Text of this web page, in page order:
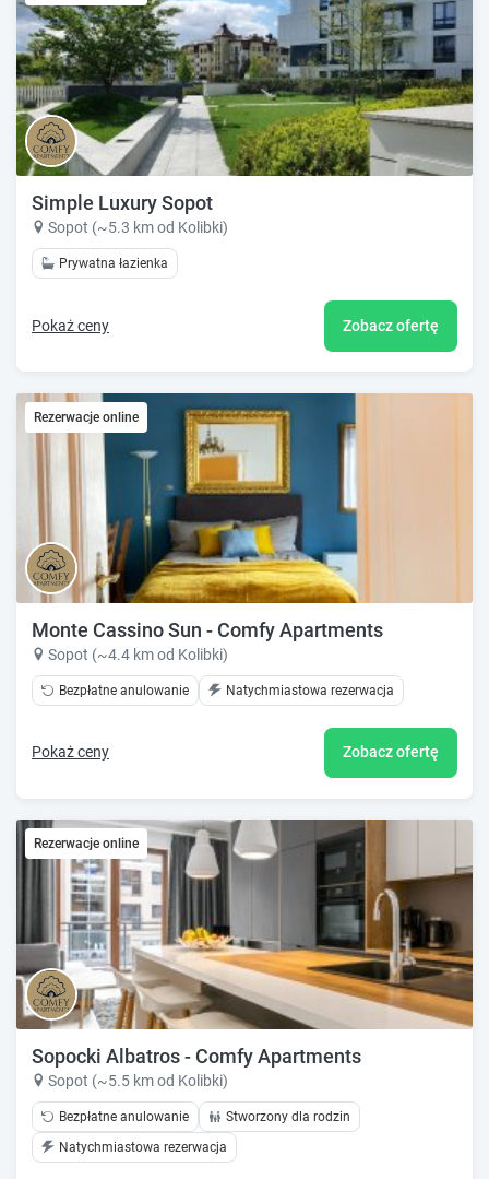
Simple Luxury Sopot
Sopot (~5.3 km od Kolibki)
Prywatna łazienka
Pokaż ceny Zobacz ofertę
Rezerwacje online
Monte Cassino Sun - Comfy Apartments
Sopot (~4.4 km od Kolibki)
Bezpłatne anulowanie Natychmiastowa rezerwacja
Pokaż ceny Zobacz ofertę
Rezerwacje online
Sopocki Albatros - Comfy Apartments
Sopot (~5.5 km od Kolibki)
Bezpłatne anulowanie
Stworzony dla rodzin
Natychmiastowa rezerwacja